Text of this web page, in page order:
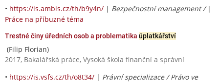
• https://is.ambis.cz/th/b9y4n/ | Bezpečnostní management / |
Práce na příbuzné téma
Trestné činy úředních osob a problematika úplatkářství
(Filip Florian)
2017, Bakalářská práce, Vysoká škola finanční a správní
• https://is.vsfs.cz/th/o8t34/ | Právní specializace / Právo ve